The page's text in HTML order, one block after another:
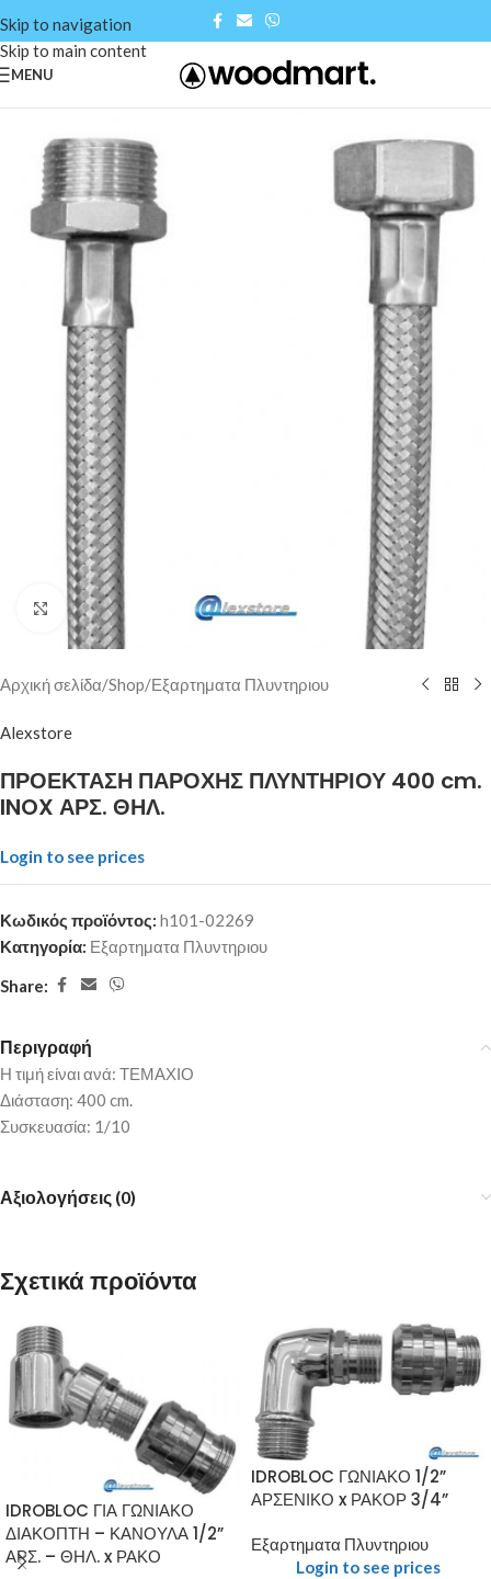
Skip to navigation
Skip to main content
MENU
Click to enlarge
Αρχική σελίδα/Shop/Εξαρτηματα Πλυντηριου
Alexstore
ΠΡΟΕΚΤΑΣΗ ΠΑΡΟΧΗΣ ΠΛΥΝΤΗΡΙΟΥ 400 cm.
INOX ΑΡΣ. ΘΗΛ.
Login to see prices
Κωδικός προϊόντος: h101-02269
Κατηγορία: Εξαρτηματα Πλυντηριου
Share:
Περιγραφή
Η τιμή είναι ανά: ΤΕΜΑΧΙΟ
Διάσταση: 400 cm.
Συσκευασία: 1/10
Αξιολογήσεις (0)
Σχετικά προϊόντα
IDROBLOC ΓΙΑ ΓΩΝΙΑΚΟ
ΔΙΑΚΟΠΤΗ – ΚΑΝΟΥΛΑ 1/2”
ΑΡΣ. – ΘΗΛ. x ΡΑΚΟ
IDROBLOC ΓΩΝΙΑΚΟ 1/2”
ΑΡΣΕΝΙΚΟ x ΡΑΚΟΡ 3/4”
Εξαρτηματα Πλυντηριου
Login to see prices